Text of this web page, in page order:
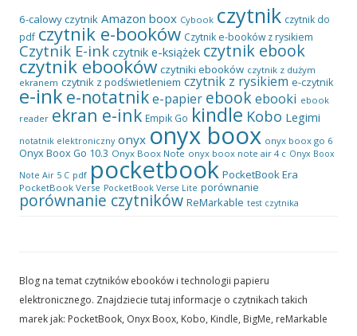
6-calowy czytnik Amazon boox Cybook czytnik czytnik do
pdf czytnik e-booków Czytnik e-booków z rysikiem
Czytnik E-ink czytnik e-książek czytnik ebook
czytnik ebooków czytniki ebooków czytnik z dużym
ekranem czytnik z podświetleniem czytnik z rysikiem e-czytnik
e-ink e-notatnike-papier ebookebooki ebook
reader ekran e-ink Empik Go kindle Kobo Legimi
notatnik elektroniczny onyx onyx boox onyx boox go 6
Onyx Boox Go 10.3 Onyx Boox Note onyx boox note air 4 c Onyx Boox
Note Air 5 C pdf pocketbook PocketBook Era
PocketBook Verse PocketBook Verse Lite porównanie
porównanie czytników ReMarkable test czytnika
Blog na temat czytników ebooków i technologii papieru
elektronicznego. Znajdziecie tutaj informacje o czytnikach takich
marek jak: PocketBook, Onyx Boox, Kobo, Kindle, BigMe, reMarkable